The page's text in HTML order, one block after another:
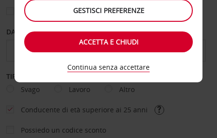
Scegli una località di riconsegna diversa
DAL GIORNO AL GIORNO
TIPOLOGIA DI NOLEGGIO
Svago
Lavoro Altro
Conducente di età superiore ai 25 anni
Possiedo un codice sconto
GESTISCI PREFERENZE
ACCETTA E CHIUDI
Continua senza accettare